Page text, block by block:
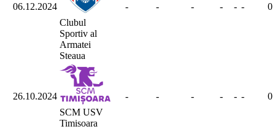
06.12.2024
Clubul
Sportiv al
Armatei
Steaua
- - - - - - 0
26.10.2024
SCM USV
Timisoara
- - - - - - 0